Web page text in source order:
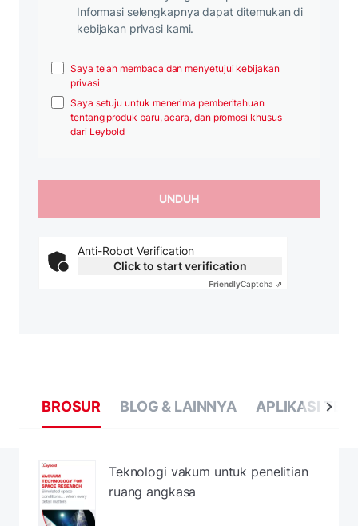
Informasi selengkapnya dapat ditemukan di
kebijakan privasi kami.
Saya telah membaca dan menyetujui kebijakan
privasi
Saya setuju untuk menerima pemberitahuan
tentang produk baru, acara, dan promosi khusus
dari Leybold
Anti-Robot Verification
Click to start verification
FriendlyCaptcha ⇗
BROSUR BLOG & LAINNYA APLIKASI
Teknologi vakum untuk penelitian
ruang angkasa